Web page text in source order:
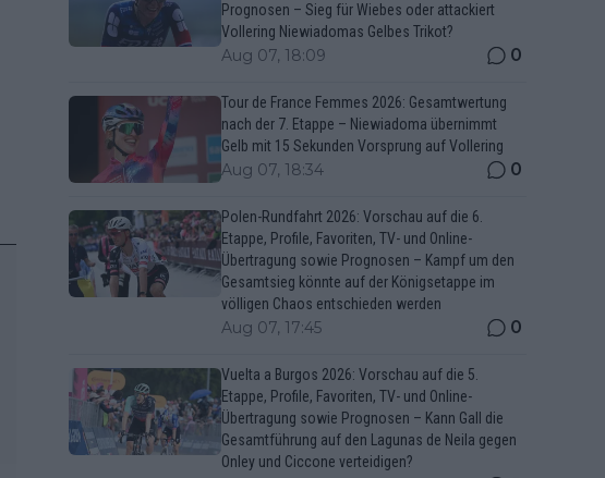
Prognosen – Sieg für Wiebes oder attackiert
Vollering Niewiadomas Gelbes Trikot?
Aug 07, 18:09 0
Tour de France Femmes 2026: Gesamtwertung
nach der 7. Etappe – Niewiadoma übernimmt
Gelb mit 15 Sekunden Vorsprung auf Vollering
Aug 07, 18:34 0
Polen-Rundfahrt 2026: Vorschau auf die 6.
Etappe, Profile, Favoriten, TV- und Online-
Übertragung sowie Prognosen – Kampf um den
Gesamtsieg könnte auf der Königsetappe im
völligen Chaos entschieden werden
Aug 07, 17:45 0
Vuelta a Burgos 2026: Vorschau auf die 5.
Etappe, Profile, Favoriten, TV- und Online-
Übertragung sowie Prognosen – Kann Gall die
Gesamtführung auf den Lagunas de Neila gegen
Onley und Ciccone verteidigen?